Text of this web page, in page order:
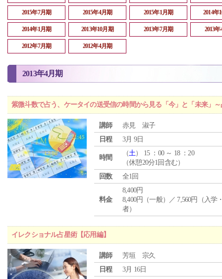
2015年7月期 2015年4月期 2015年1月期 2014年
2014年1月期 2013年10月期 2013年7月期 2013
2012年7月期 2012年4月期
2013年4月期
紫微斗数で占う、ケータイの送受信の時間から見る「今」と「未来」
講師
赤見 淑子
日程
3月 9日
時間
（土） 15 ：00 ～ 18 ：20
（休憩20分1回含む）
回数
全1回
料金
8,400円
8,400円（一般）／ 7,560円（入学
者）
イレクショナル占星術【応用編】
講師
芳垣 宗久
日程
3月 16日